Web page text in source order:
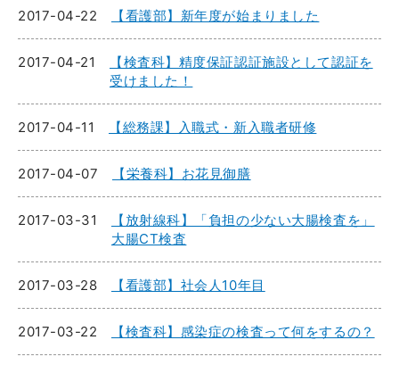
2017-04-22 【看護部】新年度が始まりました
2017-04-21
【検査科】精度保証認証施設として認証を
受けました！
2017-04-11 【総務課】入職式・新入職者研修
2017-04-07 【栄養科】お花見御膳
2017-03-31
【放射線科】「負担の少ない大腸検査を」
大腸CT検査
2017-03-28 【看護部】社会人10年目
2017-03-22 【検査科】感染症の検査って何をするの？